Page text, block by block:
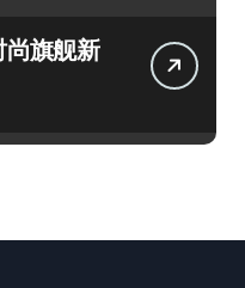
旗舰新